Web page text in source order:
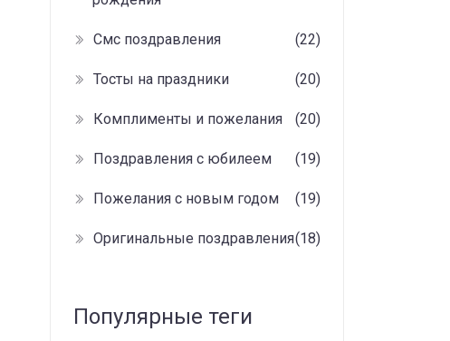
Смс поздравления (22)
Тосты на праздники (20)
Комплименты и пожелания (20)
Поздравления с юбилеем (19)
Пожелания с новым годом (19)
Оригинальные поздравления(18)
Популярные теги